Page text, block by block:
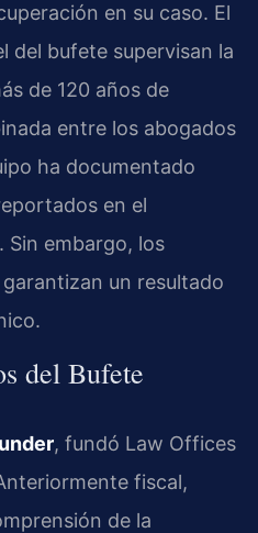
en su caso. El
del bufete supervisan la
de 120 años de
entre los abogados
ha documentado
en el
Sin embargo, los
un resultado
del Bufete
, fundó Law Offices
fiscal,
de la